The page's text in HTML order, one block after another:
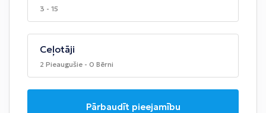
3 - 15
Ceļotāji
2 Pieaugušie - 0 Bērni
Pārbaudīt pieejamību